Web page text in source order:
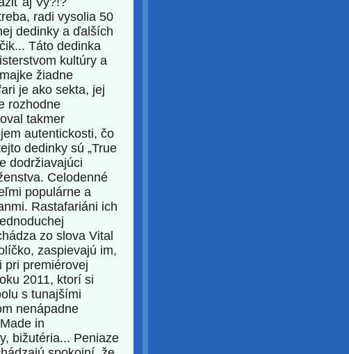
radi vysolia 50
dedinky a ďalších
Táto dedinka
kultúry a
žiadne
je ako sekta, jej
rozhodne
takmer
autentickosti, čo
dedinky sú „True
dodržiavajúci
Celodenné
populárne a
Rastafariáni ich
zo slova Vital
zaspievajú im,
pri premiérovej
2011, ktorí si
s tunajšími
nenápadne
in
bižutéria... Peniaze